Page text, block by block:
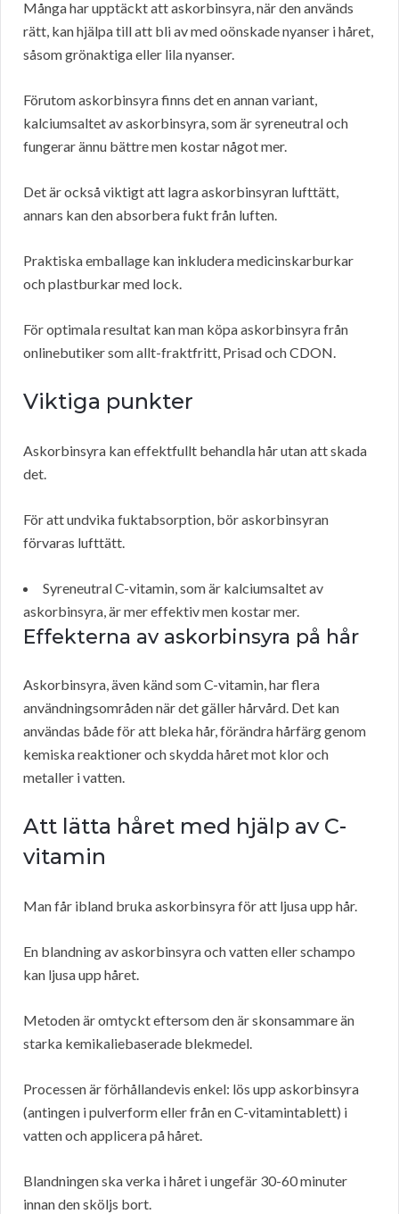
Många har upptäckt att askorbinsyra, när den används
rätt, kan hjälpa till att bli av med oönskade nyanser i håret,
såsom grönaktiga eller lila nyanser.
Förutom askorbinsyra finns det en annan variant,
kalciumsaltet av askorbinsyra, som är syreneutral och
fungerar ännu bättre men kostar något mer.
Det är också viktigt att lagra askorbinsyran lufttätt,
annars kan den absorbera fukt från luften.
Praktiska emballage kan inkludera medicinskarburkar
och plastburkar med lock.
För optimala resultat kan man köpa askorbinsyra från
onlinebutiker som allt-fraktfritt, Prisad och CDON.
Viktiga punkter
Askorbinsyra kan effektfullt behandla hår utan att skada
det.
För att undvika fuktabsorption, bör askorbinsyran
förvaras lufttätt.
Syreneutral C-vitamin, som är kalciumsaltet av
askorbinsyra, är mer effektiv men kostar mer.
Effekterna av askorbinsyra på hår
Askorbinsyra, även känd som C-vitamin, har flera
användningsområden när det gäller hårvård. Det kan
användas både för att bleka hår, förändra hårfärg genom
kemiska reaktioner och skydda håret mot klor och
metaller i vatten.
Att lätta håret med hjälp av C-
vitamin
Man får ibland bruka askorbinsyra för att ljusa upp hår.
En blandning av askorbinsyra och vatten eller schampo
kan ljusa upp håret.
Metoden är omtyckt eftersom den är skonsammare än
starka kemikaliebaserade blekmedel.
Processen är förhållandevis enkel: lös upp askorbinsyra
(antingen i pulverform eller från en C-vitamintablett) i
vatten och applicera på håret.
Blandningen ska verka i håret i ungefär 30-60 minuter
innan den sköljs bort.